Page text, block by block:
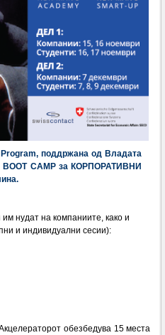
поддржана од Владата
BOOT CAMP за КОРПОРАТИВНИ
нудат на компаниите, како и
и индивидуални сесии):
обезбедува 15 места